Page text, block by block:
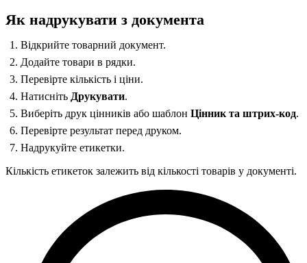
Як надрукувати з документа
Відкрийте товарний документ.
Додайте товари в рядки.
Перевірте кількість і ціни.
Натисніть Друкувати.
Виберіть друк цінників або шаблон Цінник та штрих-код.
Перевірте результат перед друком.
Надрукуйте етикетки.
Кількість етикеток залежить від кількості товарів у документі.